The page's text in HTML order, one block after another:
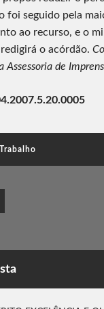
foi seguido pela
ao recurso, e o
o acórdão.
Assessoria de